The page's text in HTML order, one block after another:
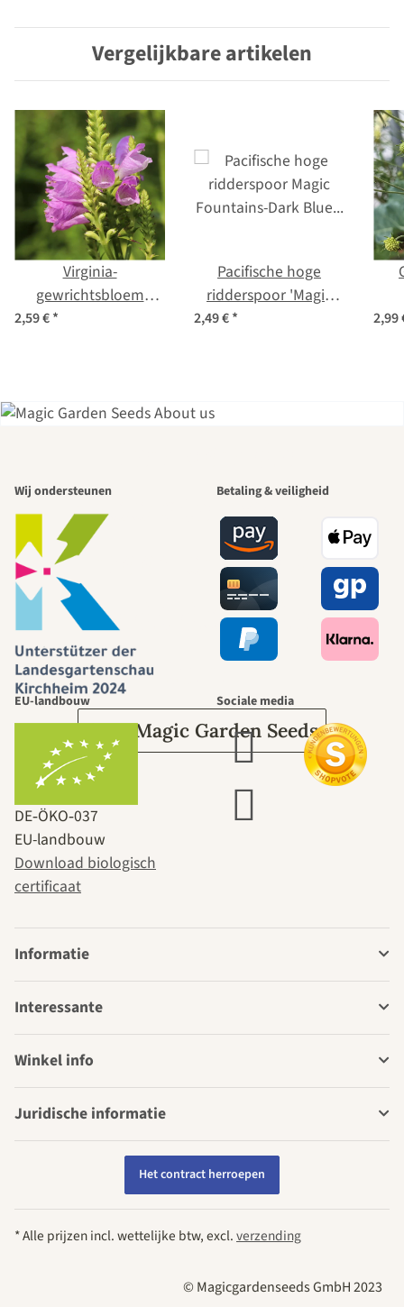
Vergelijkbare artikelen
Virginia-
gewrichtsbloem
'Rosea' (Physostegia
2,59 €*
Pacifische hoge
ridderspoor 'Magic
Fountains-Dark Blue
2,49 €* 2,99
mooiste paden
naar onszelf
leidt door de
tuin.
Over Magic Garden Seeds
Wij ondersteunen Betaling & veiligheid
EU-landbouw
DE‑ÖKO‑037
EU-landbouw
Download biologisch
certificaat
Sociale media
Informatie
Interessante
Winkel info
Juridische informatie
Het contract herroepen
* Alle prijzen incl. wettelijke btw, excl.verzending
© Magicgardenseeds GmbH 2023